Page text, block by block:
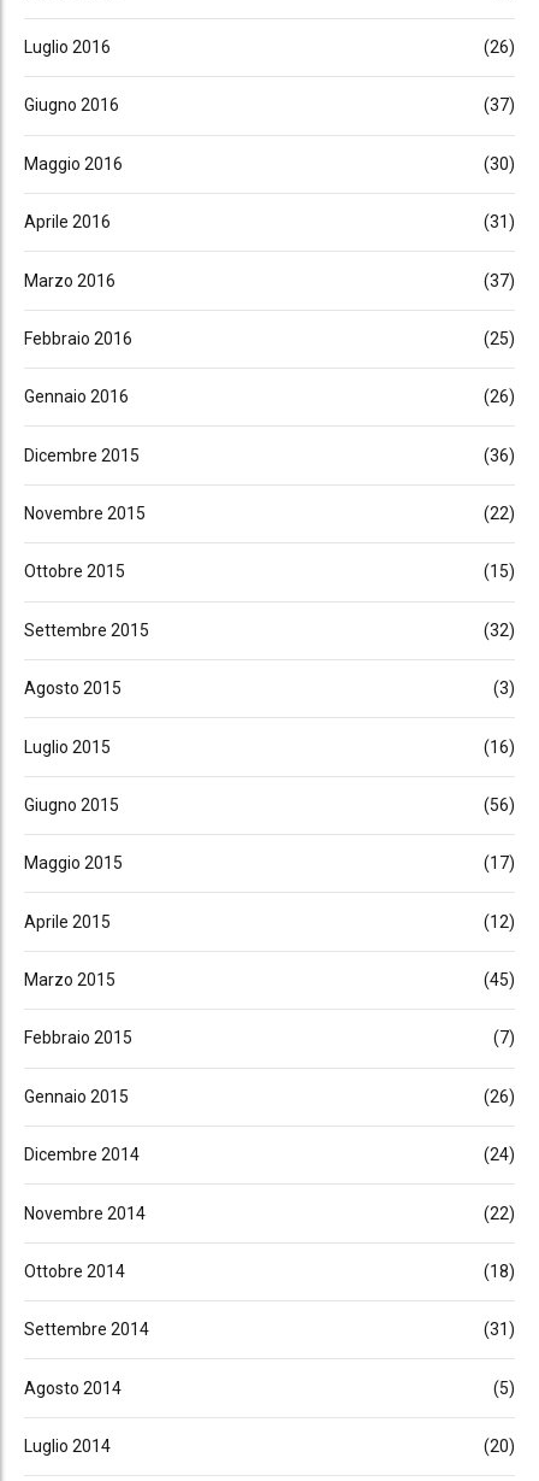
Luglio 2016 (26)
Giugno 2016 (37)
Maggio 2016 (30)
Aprile 2016 (31)
Marzo 2016 (37)
Febbraio 2016 (25)
Gennaio 2016 (26)
Dicembre 2015 (36)
Novembre 2015 (22)
Ottobre 2015 (15)
Settembre 2015 (32)
Agosto 2015 (3)
Luglio 2015 (16)
Giugno 2015 (56)
Maggio 2015 (17)
Aprile 2015 (12)
Marzo 2015 (45)
Febbraio 2015 (7)
Gennaio 2015 (26)
Dicembre 2014 (24)
Novembre 2014 (22)
Ottobre 2014 (18)
Settembre 2014 (31)
Agosto 2014 (5)
Luglio 2014 (20)